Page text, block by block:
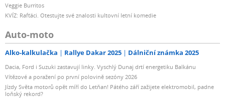
Veggie Burritos
KVÍZ: Rafťáci. Otestujte své znalosti kultovní letní komedie
Auto-moto
Alko-kalkulačka Rallye Dakar 2025 Dálniční známka 2025
Dacia, Ford i Suzuki zastavují linky. Vyschlý Dunaj drtí energetiku Balkánu
Vítězové a poražení po první polovině sezóny 2026
Jízdy Světa motorů opět míří do Letňan! Pátého září zažijete elektromobil, padne
loňský rekord?